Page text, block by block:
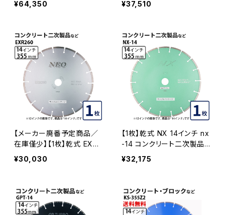
など切断用 ダイヤモンドブ
刃 EXR550-14
¥64,350
ート二次製品などの切断 ダ
ンドカッター 刃 exr330-14
EXR330-14
¥37,510
【メーカー廃番予定商品／
在庫僅少】【1枚】乾式 EXR2
60 14インチ コンクリート二
次製品などの切断 セグメン
ド 刃 ダイヤモンドカッター
exr260-14 EXR260-14
¥30,030
【1枚】乾式 NX 14インチ nx
-14 コンクリート二次製品
などの切断 セグメントタイ
プ ダイヤモンドブレード ダ
¥32,175